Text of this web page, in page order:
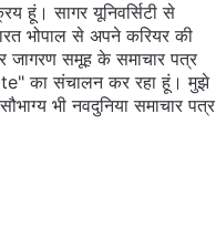
हूं। सागर यूनिवर्सिटी से
भोपाल से अपने करियर की
जागरण समूह के समाचार पत्र
का संचालन कर रहा हूं। मुझे
भी नवदुनिया समाचार पत्र